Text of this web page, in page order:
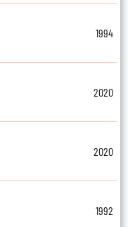
1994
2020
2020
1992